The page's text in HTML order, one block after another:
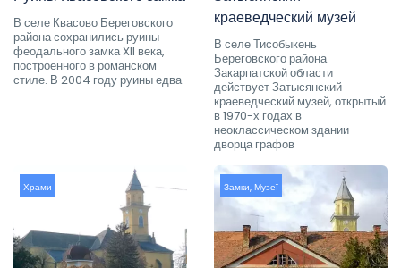
В селе Квасово Береговского
района сохранились руины
феодального замка XII века,
построенного в романском
стиле. В 2004 году руины едва
краеведческий музей
В селе Тисобыкень
Береговского района
Закарпатской области
действует Затысянский
краеведческий музей, открытый
в 1970-х годах в
неоклассическом здании
дворца графов
Храми Замки, Музеї